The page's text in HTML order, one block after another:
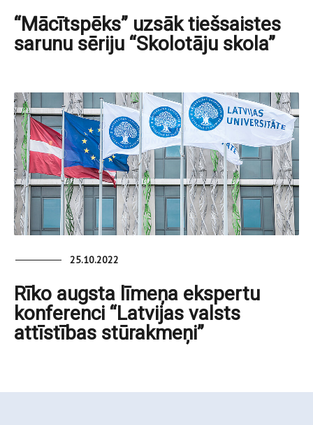
“Mācītspēks” uzsāk tiešsaistes
sarunu sēriju “Skolotāju skola”
25.10.2022
Rīko augsta līmeņa ekspertu
konferenci “Latvijas valsts
attīstības stūrakmeņi”